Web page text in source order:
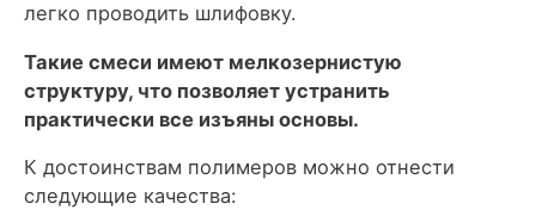
легко проводить шлифовку.
Такие смеси имеют мелкозернистую
структуру, что позволяет устранить
практически все изъяны основы.
К достоинствам полимеров можно отнести
следующие качества: